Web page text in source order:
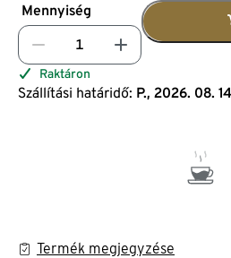
Mennyiség
Raktáron
Szállítási határidő: P., 2026. 08.
Termék megjegyzése